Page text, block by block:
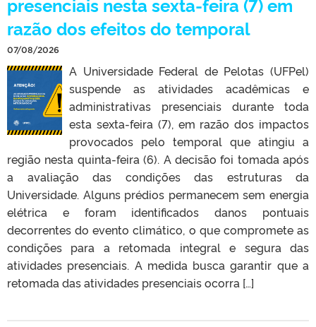
razão dos efeitos do temporal
07/08/2026
A Universidade Federal de Pelotas (UFPel)
suspende as atividades acadêmicas e
administrativas presenciais durante toda
esta sexta-feira (7), em razão dos impactos
provocados pelo temporal que atingiu a
região nesta quinta-feira (6). A decisão foi tomada após
a avaliação das condições das estruturas da
Universidade. Alguns prédios permanecem sem energia
elétrica e foram identificados danos pontuais
decorrentes do evento climático, o que compromete as
condições para a retomada integral e segura das
atividades presenciais. A medida busca garantir que a
retomada das atividades presenciais ocorra […]